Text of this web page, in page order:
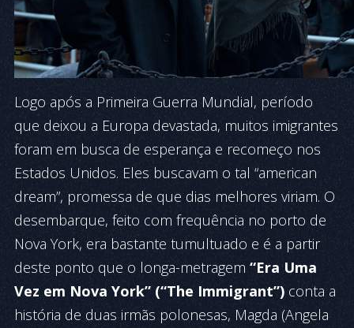
Logo após a Primeira Guerra Mundial, período
que deixou a Europa devastada, muitos imigrantes
foram em busca de esperança e recomeço nos
Estados Unidos. Eles buscavam o tal “american
dream”, promessa de que dias melhores viriam. O
desembarque, feito com frequência no porto de
Nova York, era bastante tumultuado e é a partir
deste ponto que o longa-metragem “Era Uma
Vez em Nova York” (“The Immigrant”) conta a
história de duas irmãs polonesas, Magda (Angela